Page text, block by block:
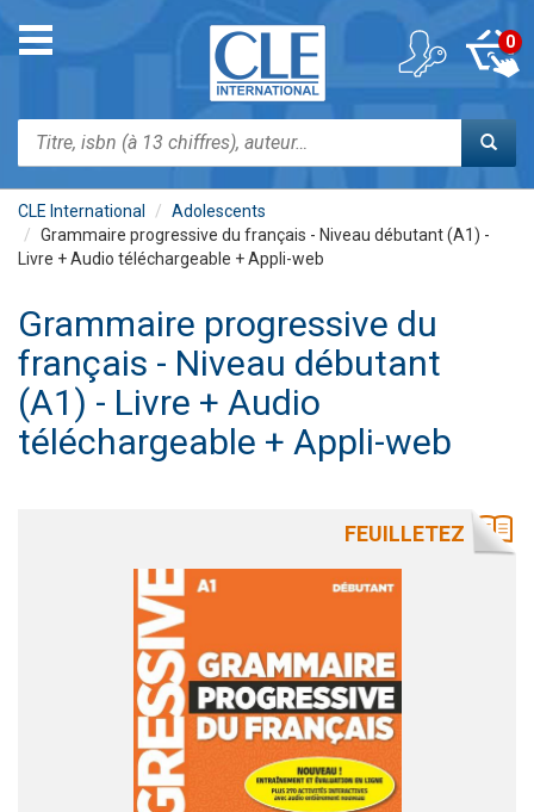
contenu
Toggle
navigation
Rechercher
0
CLE International
Adolescents
Grammaire progressive du français - Niveau débutant (A1) -
Livre + Audio téléchargeable + Appli-web
Grammaire progressive du
français - Niveau débutant
(A1) - Livre + Audio
téléchargeable + Appli-web
FEUILLETEZ